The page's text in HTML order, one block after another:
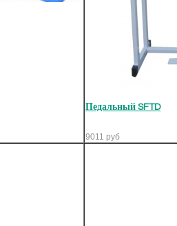
Педальный SFTD
9011 руб